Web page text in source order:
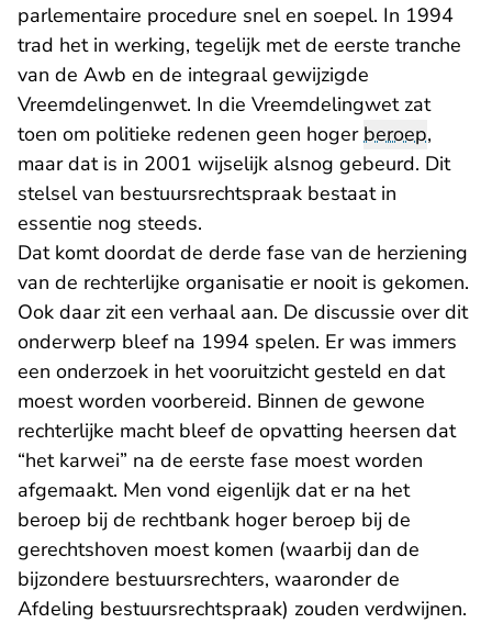
parlementaire procedure snel en soepel. In 1994
trad het in werking, tegelijk met de eerste tranche
van de Awb en de integraal gewijzigde
Vreemdelingenwet. In die Vreemdelingwet zat
toen om politieke redenen geen hogerberoep,
maar dat is in 2001 wijselijk alsnog gebeurd. Dit
stelsel van bestuursrechtspraak bestaat in
essentie nog steeds.
Dat komt doordat de derde fase van de herziening
van de rechterlijke organisatie er nooit is gekomen.
Ook daar zit een verhaal aan. De discussie over dit
onderwerp bleef na 1994 spelen. Er was immers
een onderzoek in het vooruitzicht gesteld en dat
moest worden voorbereid. Binnen de gewone
rechterlijke macht bleef de opvatting heersen dat
“het karwei” na de eerste fase moest worden
afgemaakt. Men vond eigenlijk dat er na het
beroep bij de rechtbank hoger beroep bij de
gerechtshoven moest komen (waarbij dan de
bijzondere bestuursrechters, waaronder de
Afdeling bestuursrechtspraak) zouden verdwijnen.